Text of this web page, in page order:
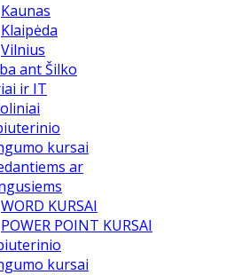
Kaunas
Klaipėda
Vilnius
ant Šilko
ir IT
kursai
ar
WORD KURSAI
POWER POINT KURSAI
kursai